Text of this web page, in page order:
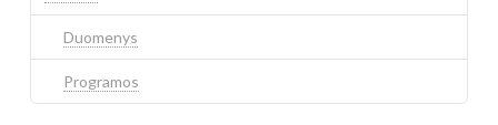
Duomenys
Programos